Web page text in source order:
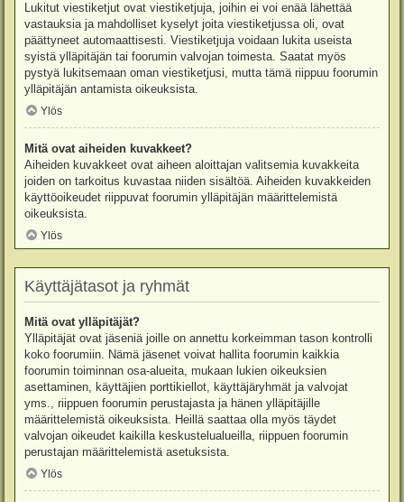
Lukitut viestiketjut ovat viestiketjuja, joihin ei voi enää lähettää
vastauksia ja mahdolliset kyselyt joita viestiketjussa oli, ovat
päättyneet automaattisesti. Viestiketjuja voidaan lukita useista
syistä ylläpitäjän tai foorumin valvojan toimesta. Saatat myös
pystyä lukitsemaan oman viestiketjusi, mutta tämä riippuu foorumin
ylläpitäjän antamista oikeuksista.
Ylös
Mitä ovat aiheiden kuvakkeet?
Aiheiden kuvakkeet ovat aiheen aloittajan valitsemia kuvakkeita
joiden on tarkoitus kuvastaa niiden sisältöä. Aiheiden kuvakkeiden
käyttöoikeudet riippuvat foorumin ylläpitäjän määrittelemistä
oikeuksista.
Ylös
Käyttäjätasot ja ryhmät
Mitä ovat ylläpitäjät?
Ylläpitäjät ovat jäseniä joille on annettu korkeimman tason kontrolli
koko foorumiin. Nämä jäsenet voivat hallita foorumin kaikkia
foorumin toiminnan osa-alueita, mukaan lukien oikeuksien
asettaminen, käyttäjien porttikiellot, käyttäjäryhmät ja valvojat
yms., riippuen foorumin perustajasta ja hänen ylläpitäjille
määrittelemistä oikeuksista. Heillä saattaa olla myös täydet
valvojan oikeudet kaikilla keskustelualueilla, riippuen foorumin
perustajan määrittelemistä asetuksista.
Ylös